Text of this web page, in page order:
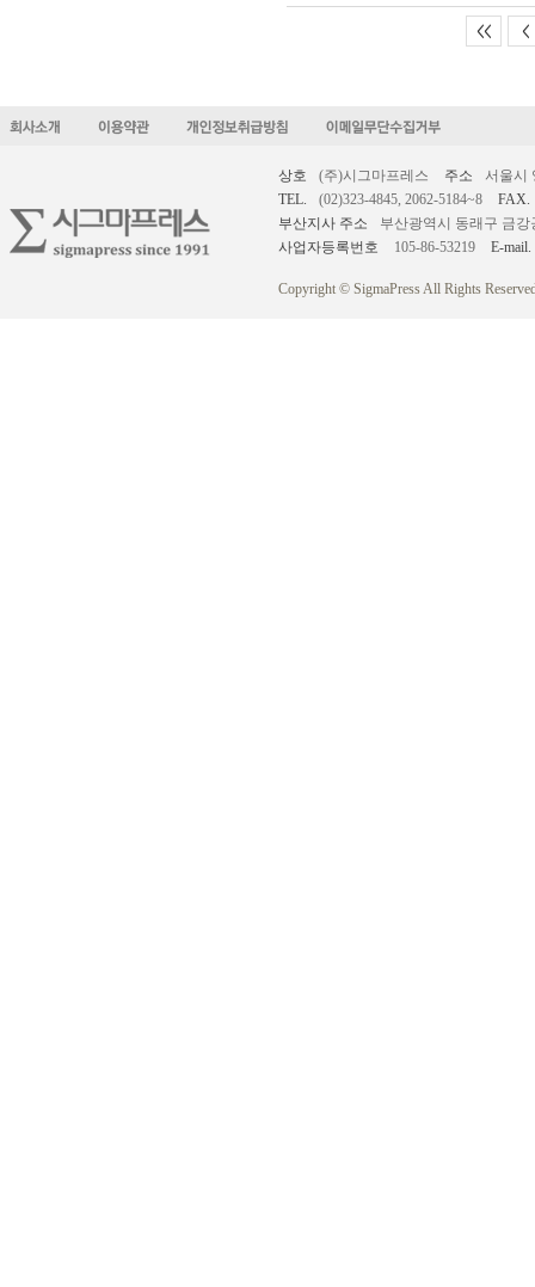
<< <
상호 (주)시그마프레스 주소
서울시
TEL.
(02)323-4845, 2062-5184~8
FAX.
부산지사 주소
부산광역시 동래구 금강
사업자등록번호
105-86-53219 E-mail.
Copyright © SigmaPress All Rights